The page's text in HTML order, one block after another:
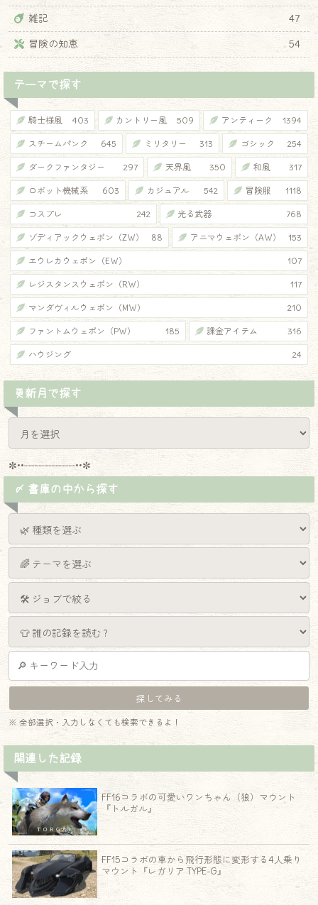
雑記
47
冒険の知恵
54
テーマで探す
騎士様風 403 カントリー風 509 アンティーク 1394
スチームパンク 645 ミリタリー 313 ゴシック 254
ダークファンタジー 297 天界風 350 和風 317
ロボット機械系 603 カジュアル 542 冒険服 1118
コスプレ 242 光る武器 768
ゾディアックウェポン（ZW） 88 アニマウェポン（AW） 153
エウレカウェポン（EW） 107
レジスタンスウェポン（RW） 117
マンダヴィルウェポン（MW） 210
ファントムウェポン（PW） 185 課金アイテム 316
ハウジング 24
更新月で探す
✼••┈┈┈┈┈┈┈┈┈••✼
〆 書庫の中から探す
※ 全部選択・入力しなくても検索できるよ！
関連した記録
FF16コラボの可愛いワンちゃん（狼）マウント
『トルガル』
FF15コラボの車から飛行形態に変形する4人乗り
マウント『レガリア TYPE-G』